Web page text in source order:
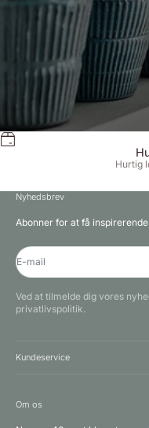
Hurtig
Nyhedsbrev
Abonner for at få
E-mail
Ved at tilmelde dig vores
privatlivspolitik.
Kundeservice
Om os